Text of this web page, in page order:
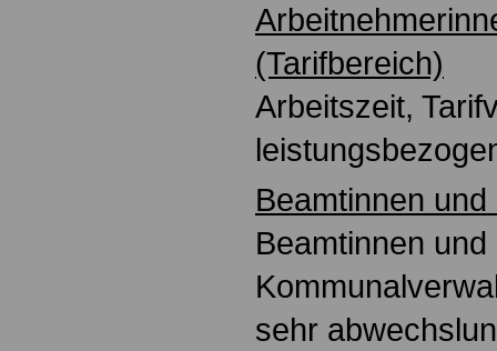
(Tarifbereich)
Arbeitszeit,
Beamtinnen
Beamtinnen
sehr